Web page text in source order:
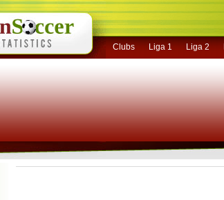
Clubs Liga 1 Liga 2